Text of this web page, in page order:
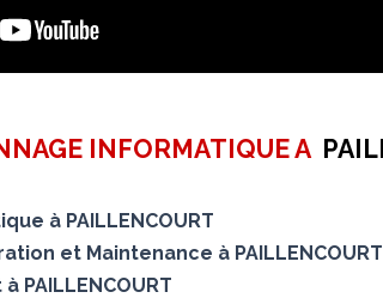
INFORMATIQUE A
à PAILLENCOURT
et Maintenance à PAILLENCOURT
PAILLENCOURT